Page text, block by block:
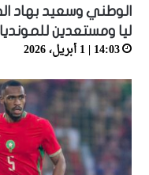
الوطني وسعيد بهاد
ليا ومستعدين
14:03 | 1 أبريل، 2026